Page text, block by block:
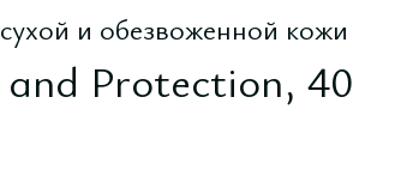
и обезвоженной кожи
Protection, 40